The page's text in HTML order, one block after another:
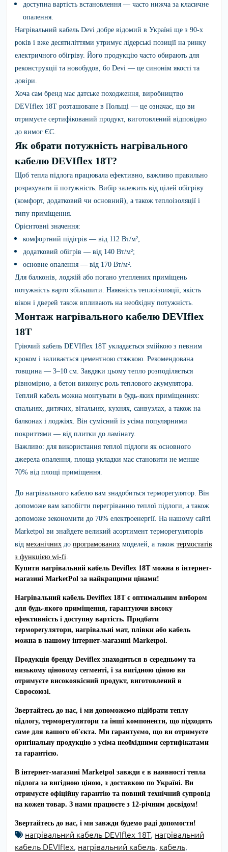
доступна вартість встановлення — часто нижча за класичне
опалення.
Нагрівальний кабель Devi добре відомий в Україні ще з 90-х
років і вже десятиліттями утримує лідерські позиції на ринку
електричного обігріву. Його продукцію часто обирають для
реконструкції та новобудов, бо Devi — це синонім якості та
довіри.
Хоча сам бренд має датське походження, виробництво
DEVIflex 18T розташоване в Польщі — це означає, що ви
отримуєте сертифікований продукт, виготовлений відповідно
до вимог ЄС.
Як обрати потужність нагрівального
кабелю DEVIflex 18T?
Щоб тепла підлога працювала ефективно, важливо правильно
розрахувати її потужність. Вибір залежить від цілей обігріву
(комфорт, додатковий чи основний), а також теплоізоляції і
типу приміщення.
Орієнтовні значення:
комфортний підігрів — від 112 Вт/м²;
додатковий обігрів — від 140 Вт/м²;
основне опалення — від 170 Вт/м².
Для балконів, лоджій або погано утеплених приміщень
потужність варто збільшити. Наявність теплоізоляції, якість
вікон і дверей також впливають на необхідну потужність.
Монтаж нагрівального кабелю DEVIflex
18T
Гріючий кабель DEVIflex 18T укладається змійкою з певним
кроком і заливається цементною стяжкою. Рекомендована
товщина — 3–10 см. Завдяки цьому тепло розподіляється
рівномірно, а бетон виконує роль теплового акумулятора.
Теплий кабель можна монтувати в будь-яких приміщеннях:
спальнях, дитячих, вітальнях, кухнях, санвузлах, а також на
балконах і лоджіях. Він сумісний із усіма популярними
покриттями — від плитки до ламінату.
Важливо: для використання теплої підлоги як основного
джерела опалення, площа укладки має становити не менше
70% від площі приміщення.
До нагрівального кабелю вам знадобиться терморегулятор. Він
допоможе вам запобігти перегріванню теплої підлоги, а також
допоможе зекономити до 70% електроенергії. На нашому сайті
Marketpol ви знайдете великий асортимент терморегуляторів
від механічних до програмованих моделей, а також термостатів
з функцією wi-fi
Купити нагрівальний кабель Deviflex 18T можна в інтернет-
магазині MarketPol за найкращими цінами!
Нагрівальний кабель Deviflex 18T є оптимальним вибором
для будь-якого приміщення, гарантуючи високу
ефективність і доступну вартість. Придбати
терморегулятори, нагрівальні мат, плівки або кабель
можна в нашому інтернет-магазині Marketpol.
Продукція бренду Deviflex знаходиться в середньому та
низькому ціновому сегменті, і за вигідною ціною ви
отримуєте високоякісний продукт, виготовлений в
Євросоюзі.
Звертайтесь до нас, і ми допоможемо підібрати теплу
підлогу, терморегулятори та інші компоненти, що підходять
саме для вашого об'єкта. Ми гарантуємо, що ви отримуєте
оригінальну продукцію з усіма необхідними сертифікатами
та гарантією.
В інтернет-магазині Marketpol завжди є в наявності тепла
підлога за вигідною ціною, з доставкою по Україні. Ви
отримуєте офіційну гарантію та повний технічний супровід
на кожен товар. З нами працюєте з 12-річним досвідом!
Звертайтесь до нас, і ми завжди будемо раді допомогти!
нагрівальний кабель DEVIflex 18Т, нагрівальний
кабель DEVIflex нагрівальний кабель кабель